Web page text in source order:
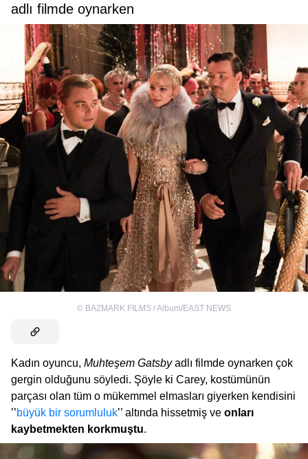
adlı filmde oynarken
© BAZMARK FILMS / Album/EAST NEWS
Kadın oyuncu, Muhteşem Gatsbyadlı filmde oynarken çok
gergin olduğunu söyledi. Şöyle ki Carey, kostümünün
parçası olan tüm o mükemmel elmasları giyerken kendisini
’’büyük bir sorumluluk’’ altında hissetmiş ve onları
kaybetmekten korkmuştu.